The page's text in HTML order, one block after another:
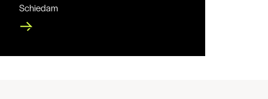
Schiedam